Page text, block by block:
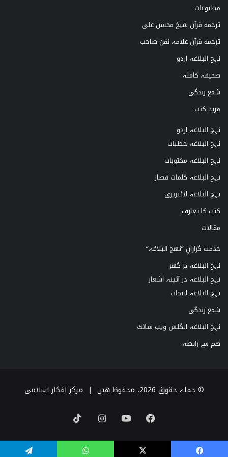
مطبوعات
ترجمه قرآن شیخ محسن علی
ترجمه قرآن علامہ نقن صاحب
نہج البلاغہ اردو
صحیفہ کاملہ
شمع زندگی
مزید کتب
نہج البلاغہ اردو
نہج البلاغہ خطبات
نہج البلاغہ مکتوبات
نہج البلاغہ کلمات قصار
نہج البلاغہ لائبریری
کتب کا تعارف
مقالات
خدمت گزارانِ ”نھج البلاغہ“
نہج البلاغہ ہر گھر
نہج البلاغہ در آئینہ اشعار
نہج البلاغہ انتخاب
شمع زندگی
نہج البلاغہ انگلش ویب سائٹ
ھم سے رابطہ
© جملہ حقوق 2026، محفوظ ھیں | مرکز افکار اسلامی
Facebook
YouTube
Instagram